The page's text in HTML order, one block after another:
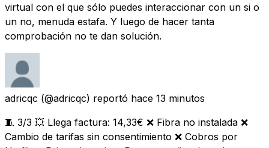
virtual con el que sólo puedes interaccionar con un si o
un no, menuda estafa. Y luego de hacer tanta
comprobación no te dan solución.
adricqc (@adricqc) reportó hace 13 minutos
🧵 3/3 💥 Llega factura: 14,33€ ❌ Fibra no instalada ❌
Cambio de tarifas sin consentimiento ❌ Cobros por